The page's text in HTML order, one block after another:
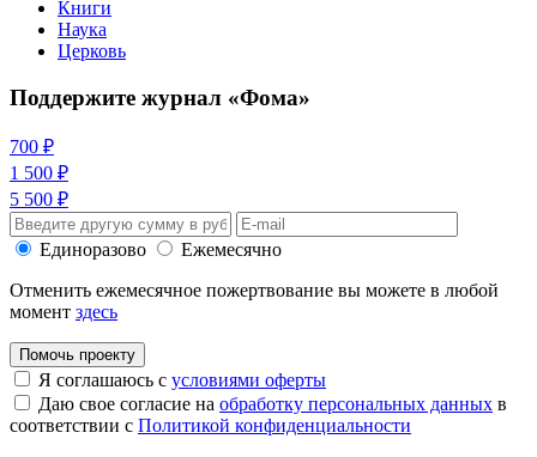
Книги
Наука
Церковь
Поддержите журнал «Фома»
700 ₽
1 500 ₽
5 500 ₽
Единоразово
Ежемесячно
Отменить ежемесячное пожертвование вы можете в любой
момент здесь
Помочь проекту
Я соглашаюсь с условиями оферты
Даю свое согласие на обработку персональных данных в
соответствии с Политикой конфиденциальности